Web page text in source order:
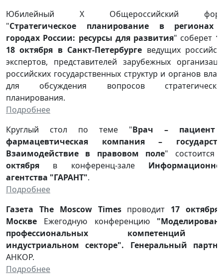
Юбилейный X Общероссийский
"Стратегическое планирование в
городах России: ресурсы для развития" соберет
18 октября в Санкт-Петербурге ведущих
экспертов, представителей зарубежных
российских государственных структур и органов
для обсуждения вопросов
планирования.
Подробнее
Круглый стол по теме "Врач – пациент
фармацевтическая компания –
Взаимодействие в правовом поле" состоится
октября в конференц-зале
агентства "ГАРАНТ".
Подробнее
Газета The Moscow Timesпроводит 17
Москве Ежегодную конференцию
профессиональных компетенций
индустриальном секторе". Генеральный
АНКОР.
Подробнее